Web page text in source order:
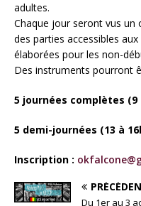
adultes.
Chaque jour seront vus un
des parties accessibles
élaborées pour les non-
Des instruments pourront
5 journées complètes (9
5 demi-journées (13 à
Inscription :
Du 1er au 3